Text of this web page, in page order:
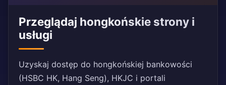
Przeglądaj hongkońskie strony i
usługi
Uzyskaj dostęp do hongkońskiej bankowości
(HSBC HK, Hang Seng), HKJC i portali